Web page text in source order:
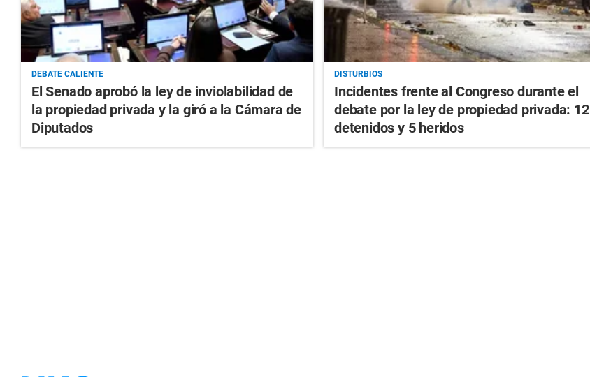
DEBATE CALIENTE
El Senado aprobó la ley de inviolabilidad de
la propiedad privada y la giró a la Cámara de
Diputados
DISTURBIOS
Incidentes frente al Congreso durante el
debate por la ley de propiedad privada: 12
detenidos y 5 heridos